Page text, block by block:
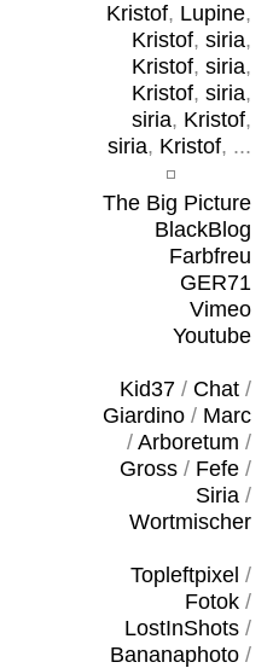
Kristof, Lupine,
Kristof, siria,
Kristof, siria,
Kristof, siria,
siria, Kristof,
siria, Kristof, ...
The Big Picture
BlackBlog
Farbfreu
GER71
Vimeo
Youtube
Kid37/ Chat/
Giardino/ Marc
/ Arboretum /
Gross/ Fefe/
Siria/
Wortmischer
Topleftpixel /
Fotok/
LostInShots/
Bananaphoto/